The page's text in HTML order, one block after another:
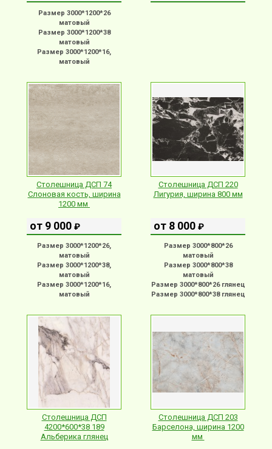
Размер 3000*1200*26
матовый
Размер 3000*1200*38
матовый
Размер 3000*1200*16,
матовый
Столешница ДСП 74
Слоновая кость, ширина
1200 мм
от 9 000 ₽
Размер 3000*1200*26,
матовый
Размер 3000*1200*38,
матовый
Размер 3000*1200*16,
матовый
Столешница ДСП 220
Лигурия, ширина 800 мм
от 8 000 ₽
Размер 3000*800*26
матовый
Размер 3000*800*38
матовый
Размер 3000*800*26 глянец
Размер 3000*800*38 глянец
Столешница ДСП
4200*600*38 189
Альберика глянец
Столешница ДСП 203
Барселона, ширина 1200
мм